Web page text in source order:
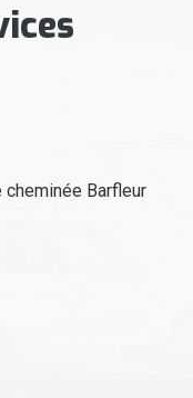
cheminée Barfleur